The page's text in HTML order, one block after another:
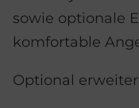
sowie optionale
komfortable
Optional